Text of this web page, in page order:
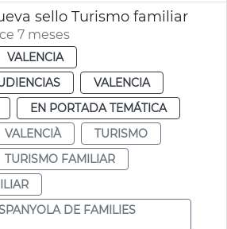
sello Turismo familiar
7 meses
VALENCIA
VALENCIA
EN PORTADA TEMÁTICA
VALENCIÀ
TURISMO
TURISMO FAMILIAR
DE FAMILIES